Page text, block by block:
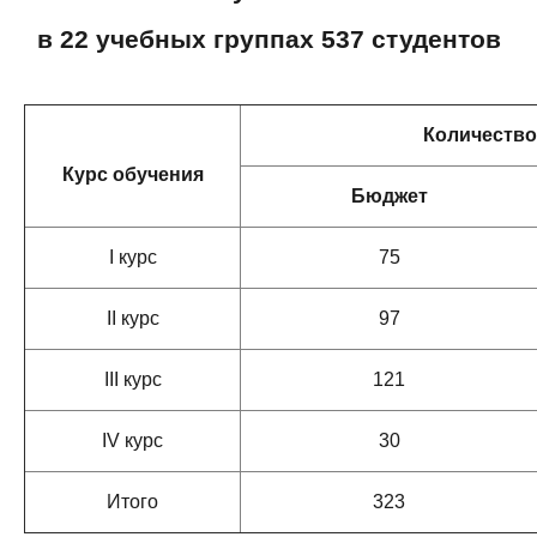
в 22 учебных группах 537 студентов
Курс обучения
Бюджет
I курс 75
курс 97
курс 121
IV курс 30
Итого 323